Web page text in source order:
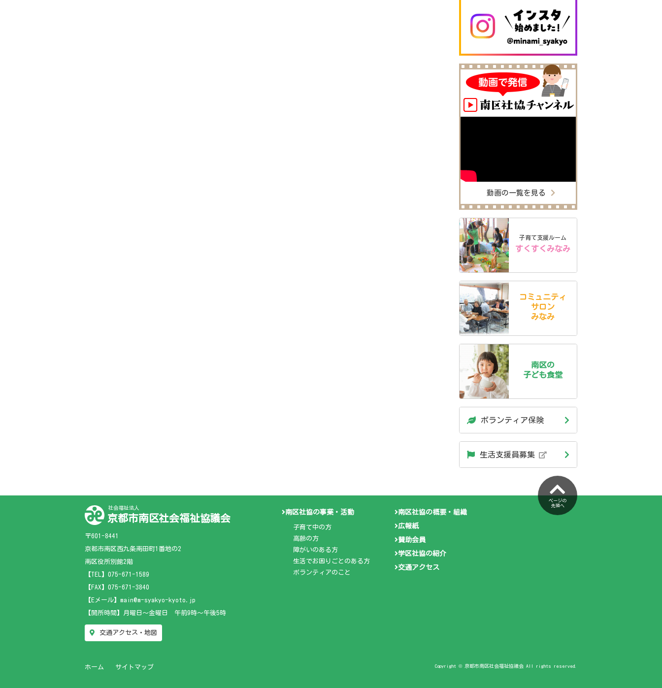
動画の一覧を見る
子育て支援ルーム
すくすくみなみ
コミュニティ
サロン
みなみ
南区の
子ども食堂
ボランティア保険
生活支援員募集
ページの
先頭へ
社会福祉法人
京都市南区社会福祉協議会
〒601-8441
京都市南区西九条南田町1番地の2
南区役所別館2階
【TEL】 075-671-1589
【FAX】075-671-3840
【Eメール】main@m-syakyo-kyoto.jp
【開所時間】月曜日～金曜日 午前9時～午後5時
交通アクセス・地図
南区社協の事業・活動
子育て中の方
高齢の方
障がいのある方
生活でお困りごとのある方
ボランティアのこと
南区社協の概要・組織
広報紙
賛助会員
学区社協の紹介
交通アクセス
ホーム サイトマップ Copyright © 京都市南区社会福祉協議会 All rights reserved.